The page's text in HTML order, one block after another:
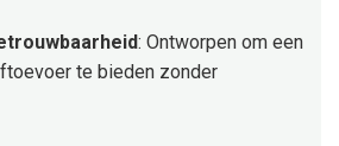
: Ontworpen om een
te bieden zonder